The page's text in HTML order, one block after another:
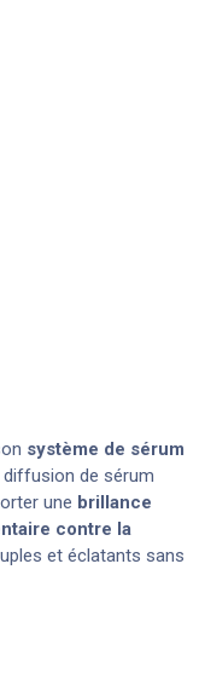
système de sérum
diffusion de sérum
une brillance
contre la
et éclatants sans